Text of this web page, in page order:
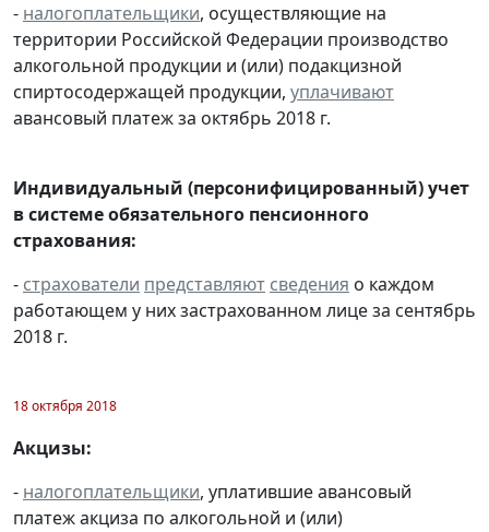
- налогоплательщики, осуществляющие на
территории Российской Федерации производство
алкогольной продукции и (или) подакцизной
спиртосодержащей продукции, уплачивают
авансовый платеж за октябрь 2018 г.
Индивидуальный (персонифицированный) учет
в системе обязательного пенсионного
страхования:
- страхователи представляют сведения о каждом
работающем у них застрахованном лице за сентябрь
2018 г.
18 октября 2018
Акцизы:
- налогоплательщики, уплатившие авансовый
платеж акциза по алкогольной и (или)